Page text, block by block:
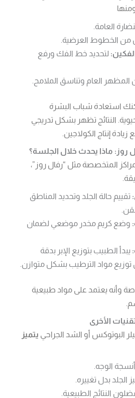
العامة.
من الخطوط العرضية.
لتحديد خط الفك ورفع
المظهر العام وتناسق الملامح.
استعادة شباب البشرة
النتائج تظهر بشكل تدريجي
إنتاج الكولاجين.
روز: ماذا يحدث خلال الجلسة؟
المتخصصة مثل “رفال روز”،
تقييم حالة الجلد وتحديد المناطق
وضع كريم مخدر موضعي لضمان
يبدأ الطبيب بتوزيع الإبر بدقة
توزيع مواد الترطيب بشكل متوازن.
وأنه يعتمد على مواد طبيعية
الأخرى
البوتوكس أو الشد الجراحي يتميز
الوجه.
الجلد بدل تغييره.
النتائج الطبيعية.